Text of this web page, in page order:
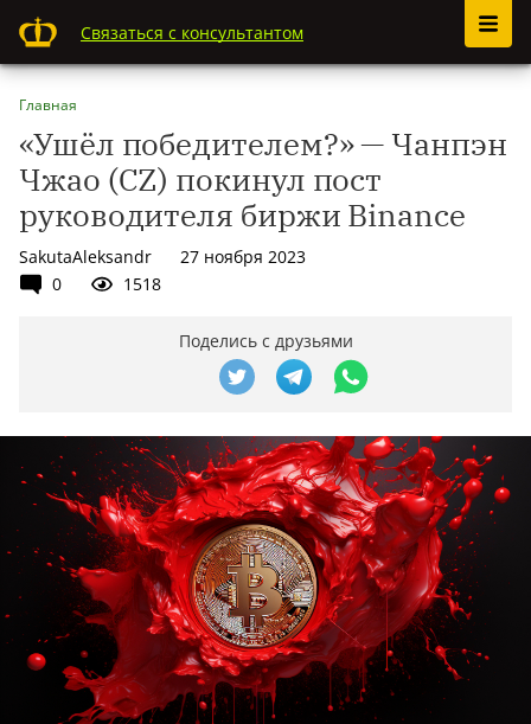
Связаться с консультантом
Главная
«Ушёл победителем?» — Чанпэн
Чжао (CZ) покинул пост
руководителя биржи Binance
SakutaAleksandr
27 ноября 2023
0
1518
Поделись с друзьями